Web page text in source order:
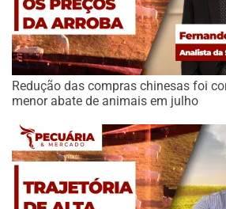
Redução das compras chinesas foi
menor abate de animais em julho